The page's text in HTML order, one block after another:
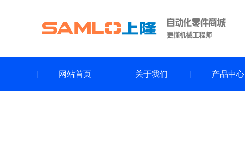
网站首页 关于我们 产品中心